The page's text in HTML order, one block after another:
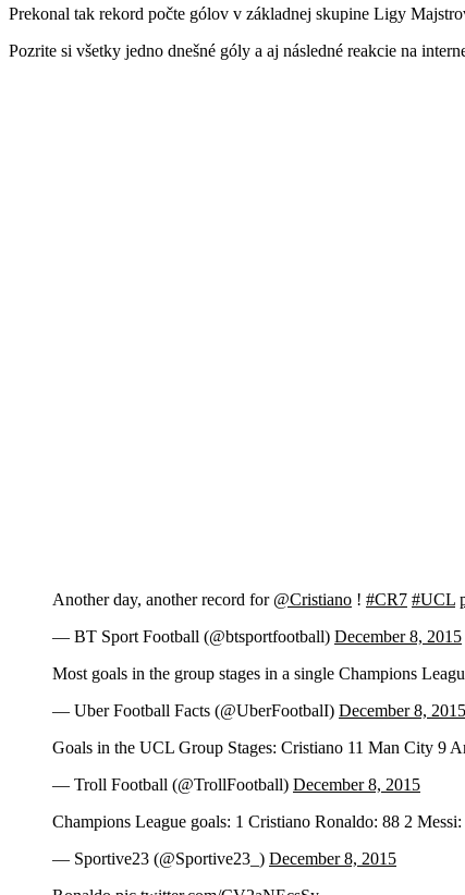
Prekonal tak rekord počte gólov v základnej skupine Ligy
Pozrite si všetky jedno dnešné góly a aj následné reakcie na
Another day, another record for @Cristiano ! #CR7 #UCL
— BT Sport Football (@btsportfootball) December 8, 2015
Most goals in the group stages in a single Champions
— Uber Football Facts (@UberFootbalI) December 8, 2015
Goals in the UCL Group Stages: Cristiano 11 Man City 9
— Troll Football (@TrollFootball) December 8, 2015
Champions League goals: 1 Cristiano Ronaldo: 88 2
— Sportive23 (@Sportive23_) December 8, 2015